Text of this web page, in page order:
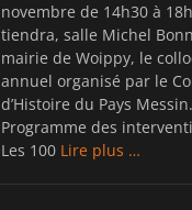
novembre de 14h30 à
tiendra, salle Michel
mairie de Woippy, le
annuel organisé par le
d’Histoire du Pays Messin.
Programme des
Les 100 Lire plus …